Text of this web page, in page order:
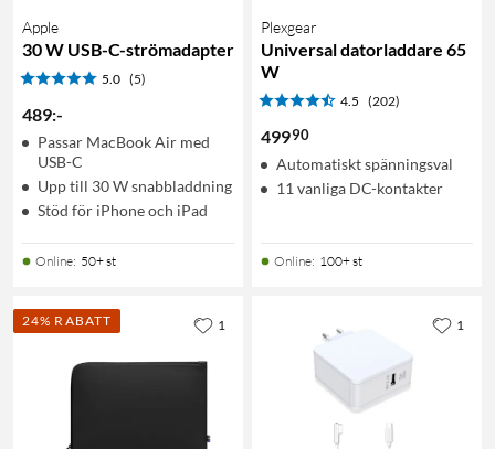
Apple
30 W USB-C-strömadapter
5.0 (5)
489:-
Passar MacBook Air med
USB-C
Upp till 30 W snabbladdning
Stöd för iPhone och iPad
Online: 50+ st
Plexgear
Universal datorladdare 65
W
4.5 (202)
49990
Automatiskt spänningsval
11 vanliga DC-kontakter
Online: 100+ st
24% RABATT 1 1